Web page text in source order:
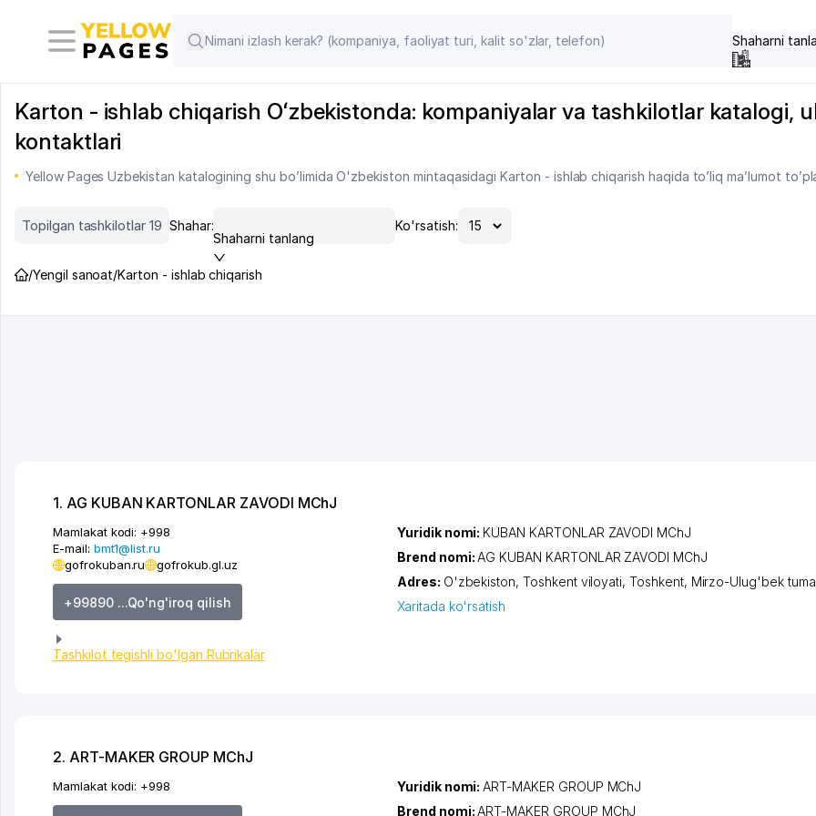
Shaharni
Karton - ishlab chiqarish Oʻzbekistonda: kompaniyalar va tashkilotlar katalogi,
kontaktlari
Yellow Pages Uzbekistan katalogining shu bo’limida O'zbekiston mintaqasidagi Karton - ishlab chiqarish haqida to’liq ma’lumot
Topilgan tashkilotlar 19 Shahar:
Shaharni tanlang
Ko'rsatish:
/Yengil sanoat/Karton - ishlab chiqarish
1. AG KUBAN KARTONLAR ZAVODI MChJ
Mamlakat kodi: +998
E-mail: bmt1@list.ru
gofrokuban.ru
gofrokub.gl.uz
+99890 ...Qo'ng'iroq qilish
Tashkilot tegishli bo'lgan Rubrikalar
Yuridik nomi: KUBAN KARTONLAR ZAVODI MChJ
Brend nomi:AG KUBAN KARTONLAR ZAVODI MChJ
Adres: O'zbekiston,Toshkent viloyati,Toshkent, Mirzo-Ulug'bek
Xaritada ko'rsatish
2. ART-MAKER GROUP MChJ
Mamlakat kodi: +998 Yuridik nomi:ART-MAKER GROUP MChJ
Brend nomi:ART-MAKER GROUP MChJ